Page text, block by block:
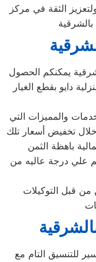
الثقة في مركز
يمكنكم الحصول
دايو بقطع الغيار
والمميزات التي
تخفيض أسعار تلك
علي درجة عاليه من
للتنسيق التام مع